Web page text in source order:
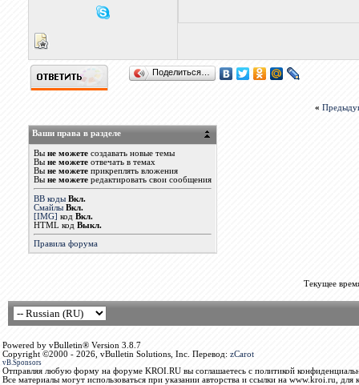
Поделиться…
«
Ваши права в разделе
Вы не можетесоздавать новые темы
Вы не можетеотвечать в темах
Вы не можетеприкреплять вложения
Вы не можетередактировать свои сообщения
BB коды Вкл.
Смайлы Вкл.
[IMG] код Вкл.
HTML код Выкл.
Правила форума
Текущее
Powered by vBulletin® Version 3.8.7
Copyright ©2000 - 2026, vBulletin Solutions, Inc. Перевод: zCarot
vB.Sponsors
Отправляя любую форму на форуме KROI.RU вы соглашаетесь с политикой
Все материалы могут использоваться при указании авторства и ссылки на www.kroi.ru, для